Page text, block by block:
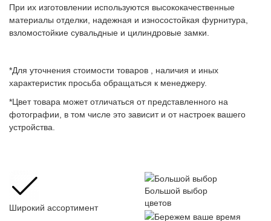
При их изготовлении используются высококачественные
материалы отделки, надежная и износостойкая фурнитура,
взломостойкие сувальдные и цилиндровые замки.
*Для уточнения стоимости товаров , наличия и иных
характеристик просьба обращаться к менеджеру.
*Цвет товара может отличаться от представленного на
фотографии, в том числе это зависит и от настроек вашего
устройства.
Широкий ассортимент
Большой выбор
цветов